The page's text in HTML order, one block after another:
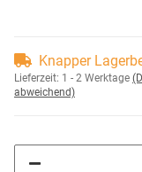
Knapper
Lieferzeit: 1 - 2 Werktage
abweichend)